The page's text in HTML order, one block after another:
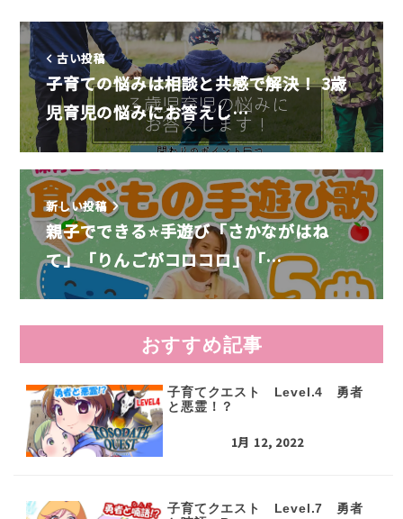
古い投稿
子育ての悩みは相談と共感で解決！ 3歳
児育児の悩みにお答えし…
新しい投稿
親子でできる⭐手遊び「さかながはね
て」「りんごがコロコロ」「…
おすすめ記事
子育てクエスト Level.4 勇者
と悪霊！？
1月 12, 2022
子育てクエスト Level.7 勇者